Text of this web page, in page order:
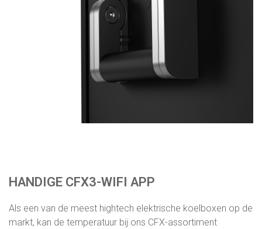
HANDIGE CFX3-WIFI APP
Als een van de meest hightech elektrische koelboxen op de
markt, kan de temperatuur bij ons CFX-assortiment